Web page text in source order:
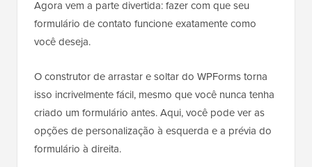
Agora vem a parte divertida: fazer com que seu
formulário de contato funcione exatamente como
você deseja.
O construtor de arrastar e soltar do WPForms torna
isso incrivelmente fácil, mesmo que você nunca tenha
criado um formulário antes. Aqui, você pode ver as
opções de personalização à esquerda e a prévia do
formulário à direita.